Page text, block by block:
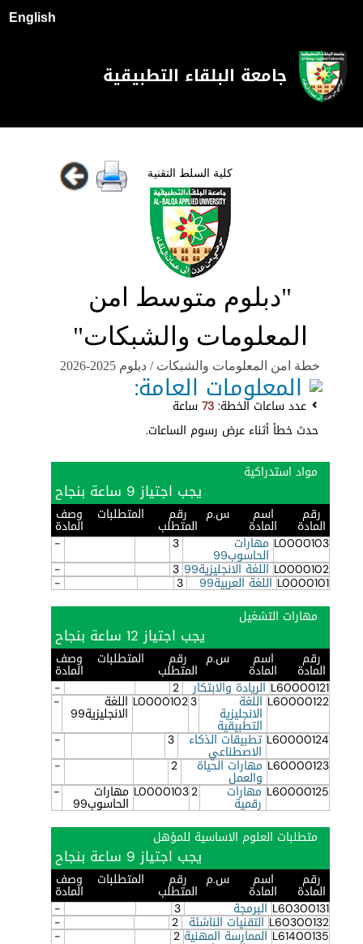
English
جامعة البلقاء التطبيقية
كلية السلط التقنية
"دبلوم متوسط امن
المعلومات والشبكات"
خطة امن المعلومات والشبكات / دبلوم 2025-2026
المعلومات العامة:
عدد ساعات الخطة:73ساعة
حدث خطأ أثناء عرض رسوم الساعات.
مواد استدراكية
يجب اجتياز 9 ساعة بنجاح
رقم
المادة
اسم
المادة
س.م رقم
المتطلب
المتطلبات وصف
المادة
L0000103 مهارات
الحاسوب99
3
-
L0000102 اللغة الانجليزية99 3
-
L0000101 اللغة العربية99 3
-
مهارات التشغيل
يجب اجتياز 12 ساعة بنجاح
رقم
المادة
اسم
المادة
س.م رقم
المتطلب
المتطلبات وصف
المادة
L60000121 الريادة والابتكار 2
-
L60000122 اللغة
الانجليزية
التطبيقية
3
L0000102 اللغة
الانجليزية99
-
L60000124 تطبيقات الذكاء
الاصطناعي
3
-
L60000123 مهارات الحياة
والعمل
2
-
L60000125 مهارات
رقمية
2
L0000103 مهارات
الحاسوب99
-
متطلبات العلوم الاساسية للمؤهل
يجب اجتياز 9 ساعة بنجاح
رقم
المادة
اسم
المادة
س.م رقم
المتطلب
المتطلبات وصف
المادة
L60300131 البرمجة 3
-
L60300132 التقنيات الناشئة 2
-
L61400135 الممارسة المهنية2
-